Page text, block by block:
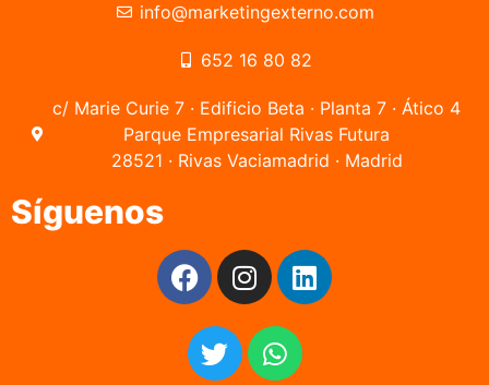
info@marketingexterno.com
652 16 80 82
c/ Marie Curie 7 · Edificio Beta · Planta 7 · Ático 4
Parque Empresarial Rivas Futura
28521 · Rivas Vaciamadrid · Madrid
Síguenos